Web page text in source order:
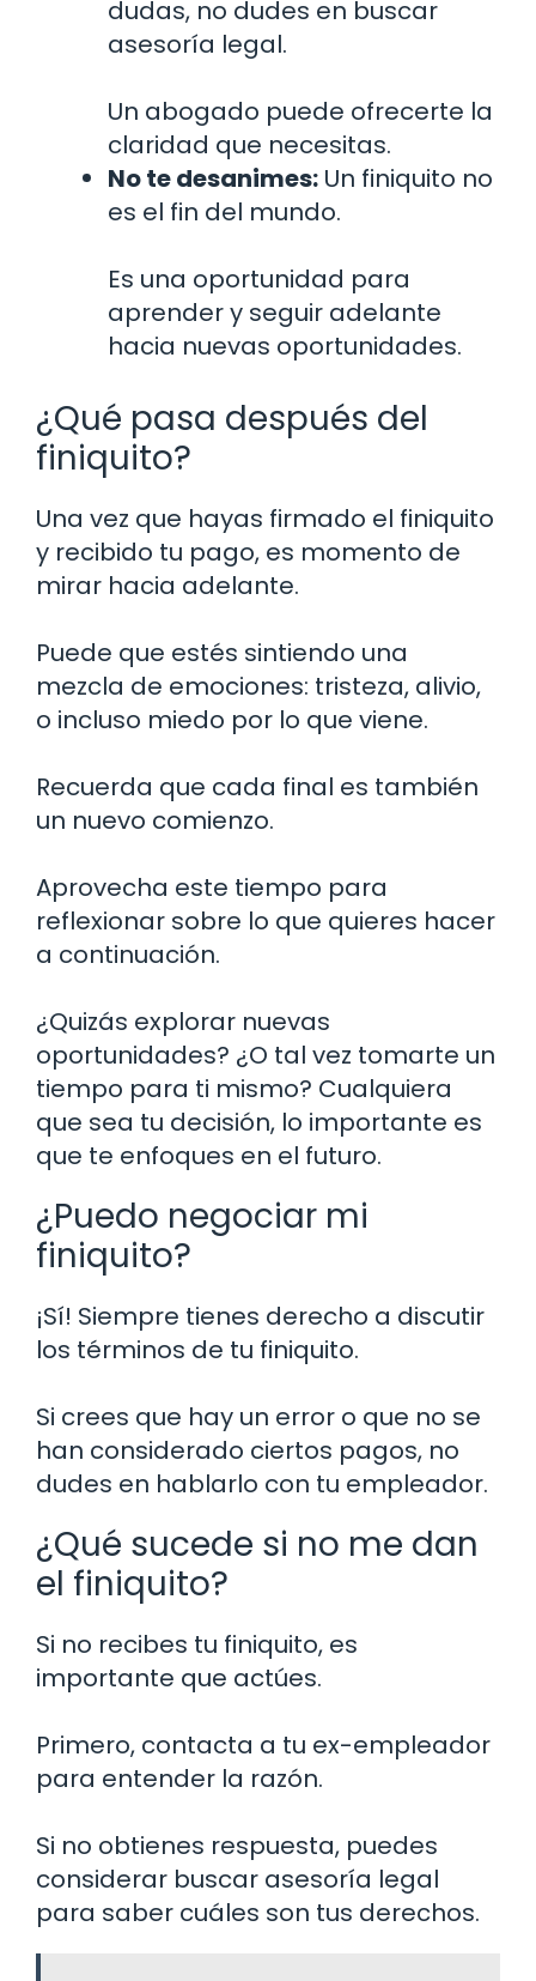
dudas, no dudes en buscar
asesoría legal.
Un abogado puede ofrecerte la
claridad que necesitas.
No te desanimes: Un finiquito no
es el fin del mundo.
Es una oportunidad para
aprender y seguir adelante
hacia nuevas oportunidades.
¿Qué pasa después del
finiquito?
Una vez que hayas firmado el finiquito
y recibido tu pago, es momento de
mirar hacia adelante.
Puede que estés sintiendo una
mezcla de emociones: tristeza, alivio,
o incluso miedo por lo que viene.
Recuerda que cada final es también
un nuevo comienzo.
Aprovecha este tiempo para
reflexionar sobre lo que quieres hacer
a continuación.
¿Quizás explorar nuevas
oportunidades? ¿O tal vez tomarte un
tiempo para ti mismo? Cualquiera
que sea tu decisión, lo importante es
que te enfoques en el futuro.
¿Puedo negociar mi
finiquito?
¡Sí! Siempre tienes derecho a discutir
los términos de tu finiquito.
Si crees que hay un error o que no se
han considerado ciertos pagos, no
dudes en hablarlo con tu empleador.
¿Qué sucede si no me dan
el finiquito?
Si no recibes tu finiquito, es
importante que actúes.
Primero, contacta a tu ex-empleador
para entender la razón.
Si no obtienes respuesta, puedes
considerar buscar asesoría legal
para saber cuáles son tus derechos.